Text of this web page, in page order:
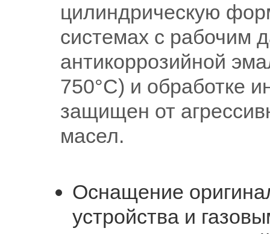
цилиндрическую
системах с рабочим
антикоррозийной
750°С) и обработке
защищен от
масел.
Оснащение
устройства и